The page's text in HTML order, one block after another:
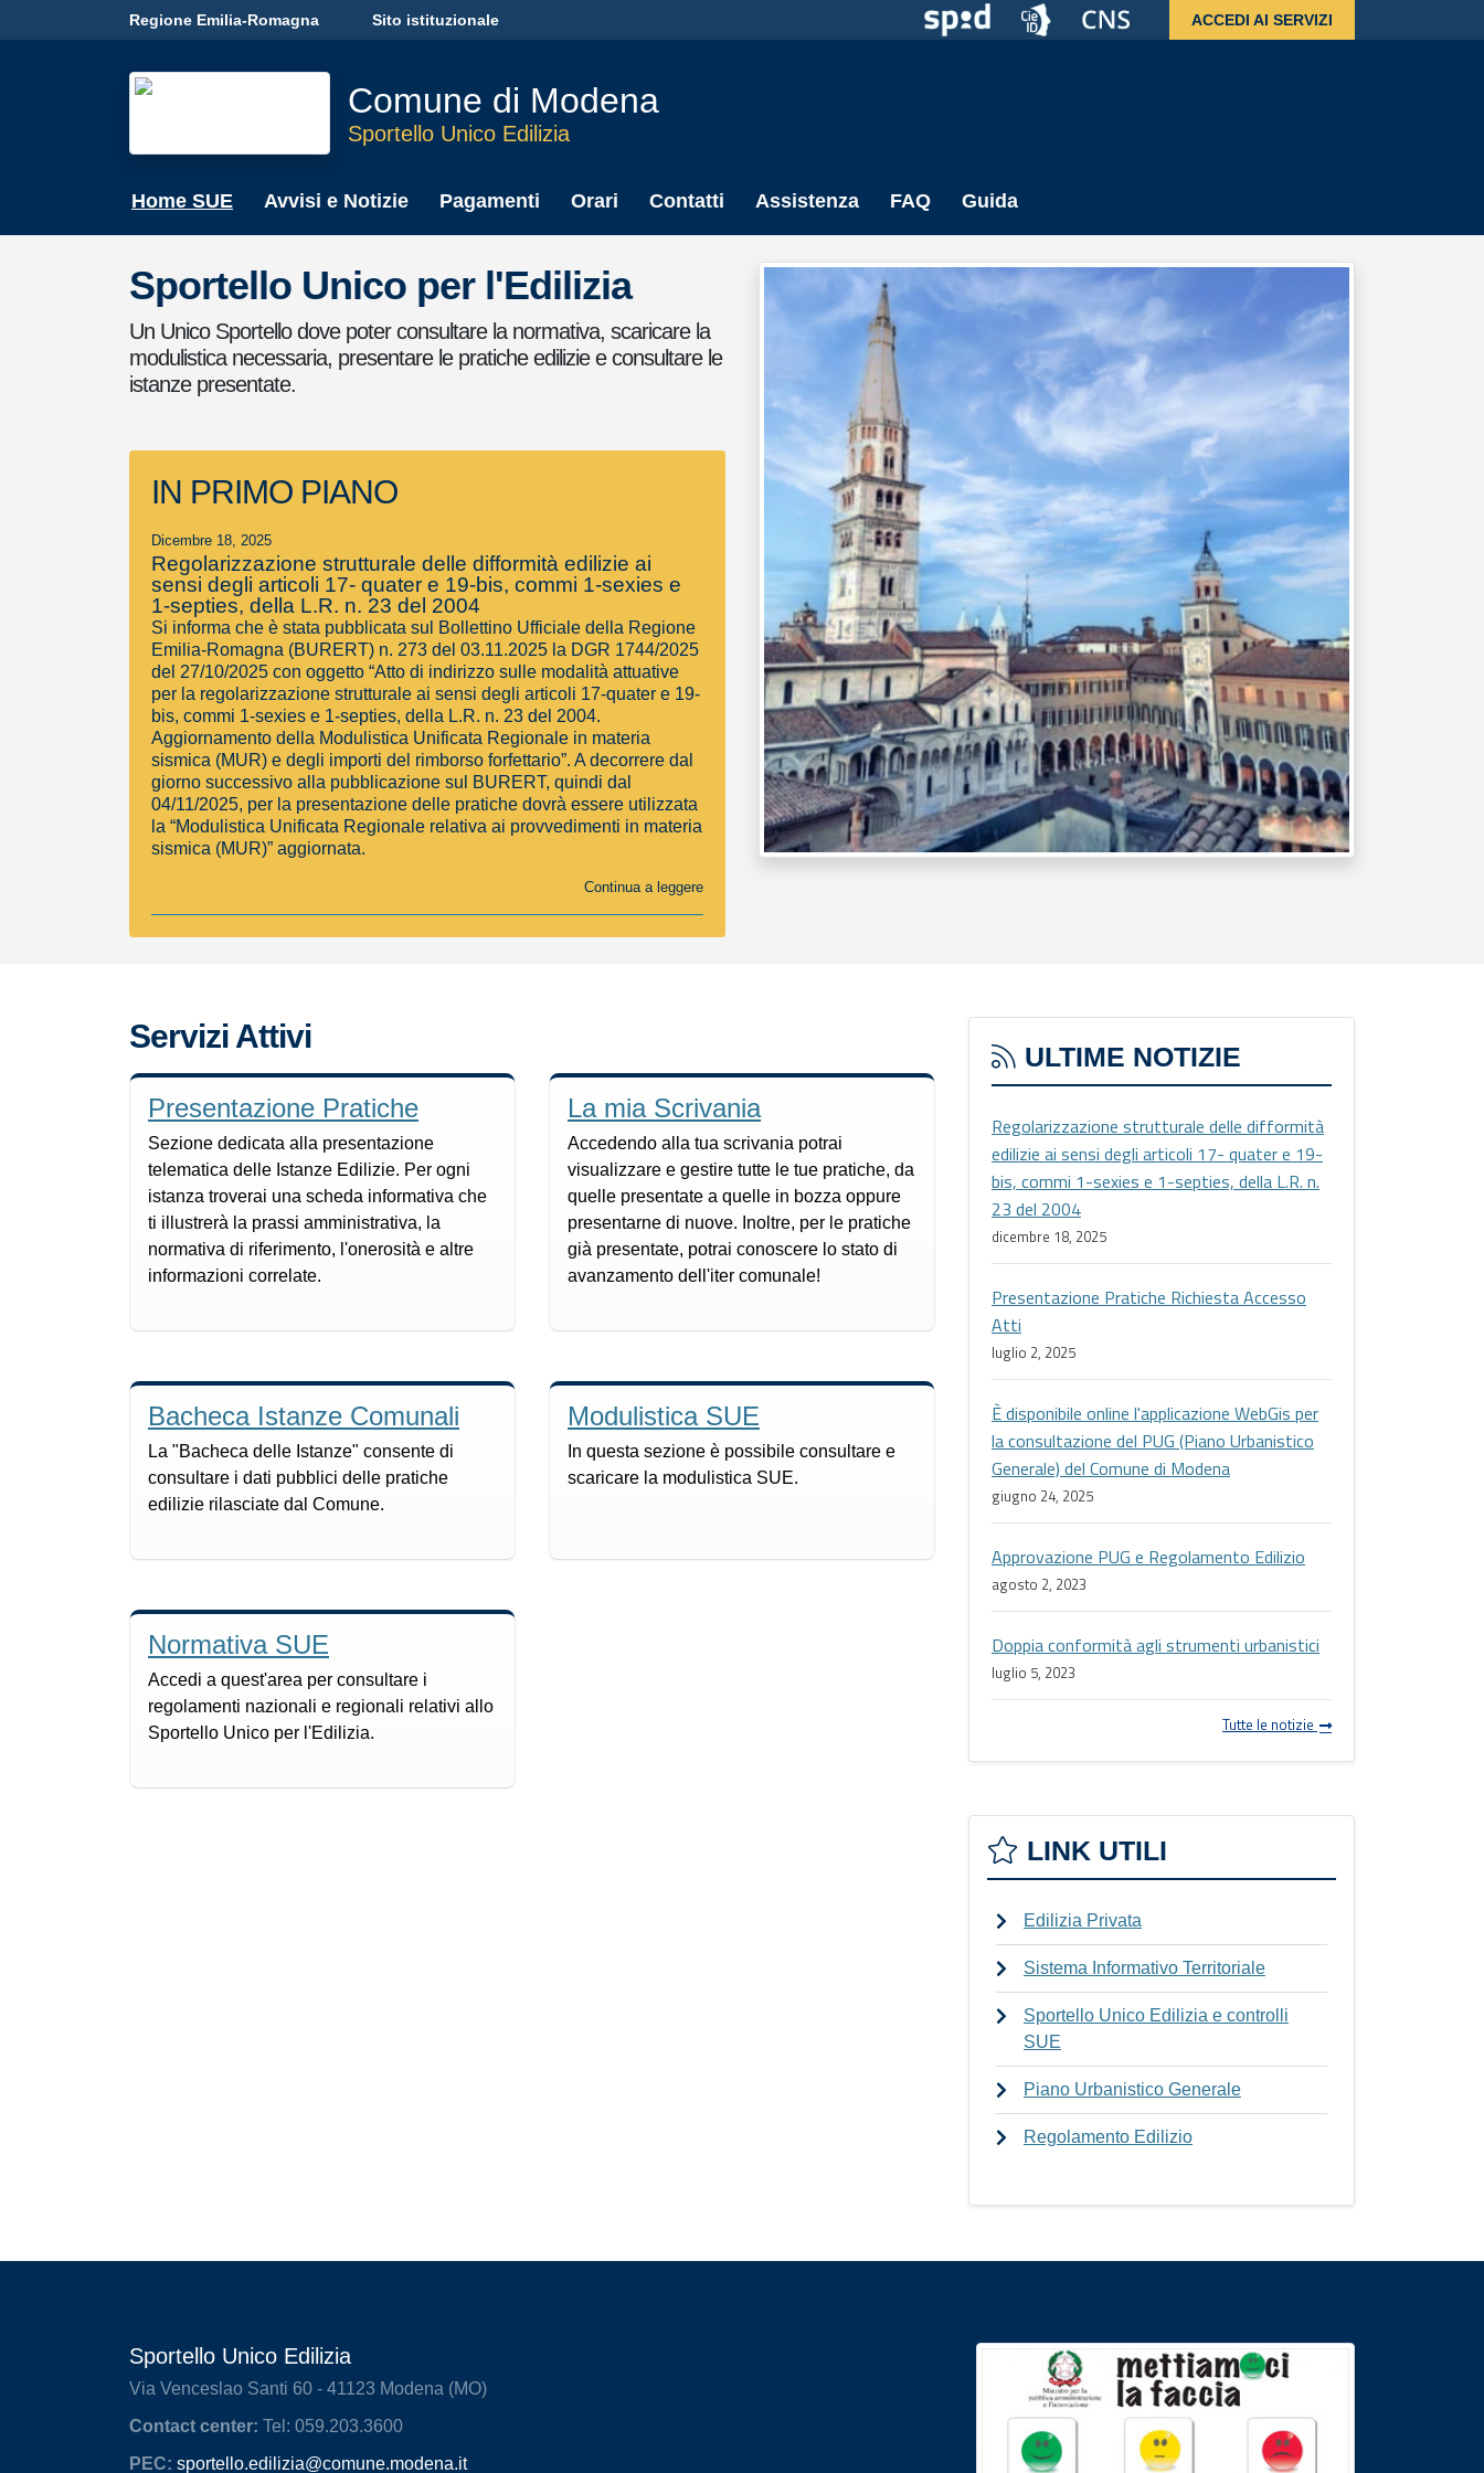
Skip to main contentRegione Emilia-Romagna Sito istituzionale ACCEDI AI SERVIZI
Comune di Modena
Sportello Unico Edilizia
Home SUE Avvisi e Notizie Pagamenti Orari Contatti Assistenza FAQ Guida
Sportello Unico per l'Edilizia
Un Unico Sportello dove poter consultare la normativa, scaricare la
modulistica necessaria, presentare le pratiche edilizie e consultare le
istanze presentate.
IN PRIMO PIANO
Dicembre 18, 2025
Regolarizzazione strutturale delle difformità edilizie ai
sensi degli articoli 17- quater e 19-bis, commi 1-sexies e
1-septies, della L.R. n. 23 del 2004
Si informa che è stata pubblicata sul Bollettino Ufficiale della Regione
Emilia-Romagna (BURERT) n. 273 del 03.11.2025 la DGR 1744/2025
del 27/10/2025 con oggetto “Atto di indirizzo sulle modalità attuative
per la regolarizzazione strutturale ai sensi degli articoli 17-quater e 19-
bis, commi 1-sexies e 1-septies, della L.R. n. 23 del 2004.
Aggiornamento della Modulistica Unificata Regionale in materia
sismica (MUR) e degli importi del rimborso forfettario”. A decorrere dal
giorno successivo alla pubblicazione sul BURERT, quindi dal
04/11/2025, per la presentazione delle pratiche dovrà essere utilizzata
la “Modulistica Unificata Regionale relativa ai provvedimenti in materia
sismica (MUR)” aggiornata.
Continua a leggere
Servizi Attivi
Presentazione Pratiche
Sezione dedicata alla presentazione
telematica delle Istanze Edilizie. Per ogni
istanza troverai una scheda informativa che
ti illustrerà la prassi amministrativa, la
normativa di riferimento, l'onerosità e altre
informazioni correlate.
La mia Scrivania
Accedendo alla tua scrivania potrai
visualizzare e gestire tutte le tue pratiche, da
quelle presentate a quelle in bozza oppure
presentarne di nuove. Inoltre, per le pratiche
già presentate, potrai conoscere lo stato di
avanzamento dell'iter comunale!
Bacheca Istanze Comunali
La "Bacheca delle Istanze" consente di
consultare i dati pubblici delle pratiche
edilizie rilasciate dal Comune.
Modulistica SUE
In questa sezione è possibile consultare e
scaricare la modulistica SUE.
Normativa SUE
Accedi a quest'area per consultare i
regolamenti nazionali e regionali relativi allo
Sportello Unico per l'Edilizia.
ULTIME NOTIZIE
Regolarizzazione strutturale delle difformità
edilizie ai sensi degli articoli 17- quater e 19-
bis, commi 1-sexies e 1-septies, della L.R. n.
23 del 2004
dicembre 18, 2025
Presentazione Pratiche Richiesta Accesso
Atti
luglio 2, 2025
È disponibile online l'applicazione WebGis per
la consultazione del PUG (Piano Urbanistico
Generale) del Comune di Modena
giugno 24, 2025
Approvazione PUG e Regolamento Edilizio
agosto 2, 2023
Doppia conformità agli strumenti urbanistici
luglio 5, 2023
Tutte le notizie
LINK UTILI
Edilizia Privata
Sistema Informativo Territoriale
Sportello Unico Edilizia e controlli
SUE
Piano Urbanistico Generale
Regolamento Edilizio
Sportello Unico Edilizia
Via Venceslao Santi 60 - 41123 Modena (MO)
Contact center: Tel: 059.203.3600
PEC: sportello.edilizia@comune.modena.it